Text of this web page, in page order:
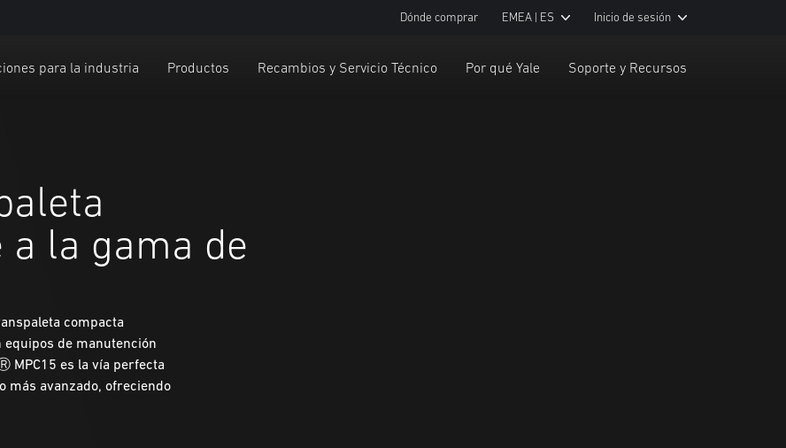
Dónde comprar EMEA | ES Inicio de sesión
para la industria Productos Recambios y Servicio Técnico Por qué Yale Soporte y Recursos
la gama de
compacta
de manutención
MPC15 es la vía perfecta
más avanzado, ofreciendo